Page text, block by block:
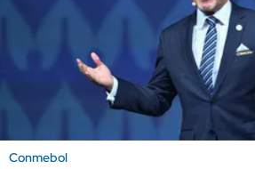
Conmebol